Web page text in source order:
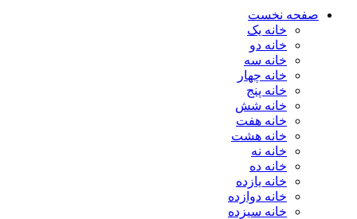
صفحه نخست
خانه یک
خانه دو
خانه سه
خانه چهار
خانه پنج
خانه شش
خانه هفت
خانه هشت
خانه نه
خانه ده
خانه یازده
خانه دوازده
خانه سیزده